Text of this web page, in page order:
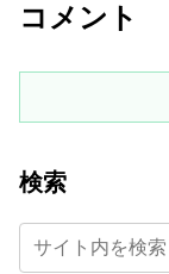
コメント
検索